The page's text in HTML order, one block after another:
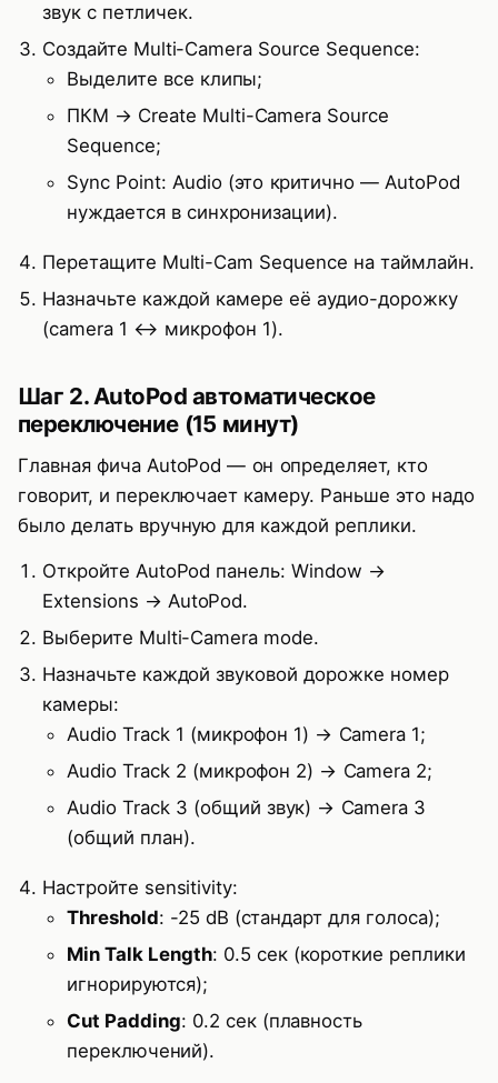
звук с петличек.
Создайте Multi-Camera Source Sequence:
Выделите все клипы;
ПКМ → Create Multi-Camera Source
Sequence;
Sync Point: Audio (это критично — AutoPod
нуждается в синхронизации).
Перетащите Multi-Cam Sequence на таймлайн.
Назначьте каждой камере её аудио-дорожку
(camera 1 ↔ микрофон 1).
Шаг 2. AutoPod автоматическое
переключение (15 минут)
Главная фича AutoPod — он определяет, кто
говорит, и переключает камеру. Раньше это надо
было делать вручную для каждой реплики.
Откройте AutoPod панель: Window →
Extensions → AutoPod.
Выберите Multi-Camera mode.
Назначьте каждой звуковой дорожке номер
камеры:
Audio Track 1 (микрофон 1) → Camera 1;
Audio Track 2 (микрофон 2) → Camera 2;
Audio Track 3 (общий звук) → Camera 3
(общий план).
Настройте sensitivity:
Threshold: -25 dB (стандарт для голоса);
Min Talk Length: 0.5 сек (короткие реплики
игнорируются);
Cut Padding: 0.2 сек (плавность
переключений).